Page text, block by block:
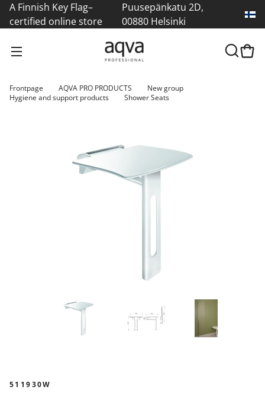
A Finnish Key Flag–
certified online store
Puusepänkatu 2D,
00880 Helsinki
Frontpage AQVA PRO PRODUCTS
New group
Hygiene and support products
Shower Seats
511930W